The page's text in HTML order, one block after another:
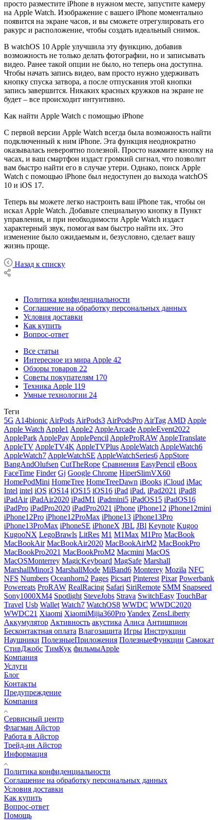
просто разместите iPhone в нужном месте, запустите камеру
на Apple Watch. Изображение с вашего iPhone моментально
появится на экране часов, и вы сможете отрегулировать его
ракурс и расположение, чтобы создать идеальный снимок.
В watchOS 10 Apple улучшила эту функцию, добавив
возможность не только делать фотографии, но и записывать
видео. Ранее такой опции не было, но теперь она доступна.
Чтобы начать запись видео, вам просто нужно удерживать
кнопку спуска затвора, а после отпускания этой кнопки
запись завершится. Никаких красных кружков на экране не
будет – все происходит интуитивно.
Как найти Apple Watch с помощью iPhone
С первой версии Apple Watch всегда была возможность найти
подключенный к ним iPhone. Эта функция неоднократно
оказывалась невероятно полезной. Просто нажмите кнопку на
часах, и ваш смартфон издаст громкий сигнал, что позволит
вам быстро найти его в случае утери. Однако, поиск Apple
Watch с помощью iPhone был недоступен до выхода watchOS
10 и iOS 17.
Теперь вы можете легко настроить ваш iPhone так, чтобы он
искал Apple Watch. Добавьте специальную кнопку в Пункт
управления, и при необходимости Apple Watch издаст
характерный звук, помогая вам быстро найти их. Это
изменение было ожидаемым и, безусловно, сделает вашу
жизнь проще.
Назад к списку
Политика конфиденциальности
Соглашение на обработку персональных данных
Условия доставки
Как купить
Вопрос-ответ
Все статьи
Интересное из мира Apple 42
Обзоры товаров 22
Советы покупателям 170
Техника Apple 119
Умные технологии 24
Теги
5G A14bionic AirPods AirPods3 AirPodsPro AirTag AMD Apple
Apple Watch Apple1 Apple2 AppleArcade AppleEvent2022
ApplePark ApplePay ApplePencil AppleProRAW AppleTranslate
AppleTV AppleTV4K AppleTVPlus AppleWatch AppleWatch6
AppleWatch7 AppleWatchSE AppleWatchSeries6 AppStore
BangAndOlufsen CutTheRope Cравнения EasyPencil eBoox
FaceTime Finder Gj Google Chrome HiperSlimVX60
HomePodMini HomeTree HomeTreeDawn iBooks iCloud iMac
Intel intel iOS iOS14 iOS15 iOS16 iPad iPad. iPad2021 iPad8
iPadAir iPadAir2020 iPadM1 iPadmini5 iPadOS15 iPadOS16
iPadPro iPadPro2020 iPadPro2021 iPhone iPhone12 iPhone12mini
iPhone12Pro iPhone12ProMax iPhone13 iPhone13Pro
iPhone13ProMax iPhoneSE iPhoneX JBL JBl Keynote Kugoo
KugooNX LegoBrawls LitRes M1 M1Max M1Pro MacBook
MacBookAir MacBookAir2020 MacBookAirM2 MacBookPro
MacBookPro2021 MacBookProM2 Macmini MacOS
MacOSMonterrey MagicKeyboard MagSafe Marshall
MarshallMinor3 MarshallMode MiBand6 Monterey Mozila NFC
NFS Numbers Oceanhorn2 Pages Picsart Pinterest Pixar Powerbank
Powereats ProRAW RealRacing Safari SiriRemote SMM Snapseed
Sony1000XM4 Spotlight SteveJobs Strava SwitchEasy TouchBar
Travel Usb Wallet Watch7 WatchOS8 WWDC WWDC2020
WWDC21 Xiaomi XiaomiMijia360ProYandex ZensLiberty
Аккумулятор Активность акустика Алиса Антишпион
Бесконтактная оплата Влагозащита Игры Инструкции
Наушники ПолезныеПриложения ПолезныеФункции Самокат
СтивДжобс ТимКук фильмыApple
Компания
Услуги
Блог
Контакты
Предупреждение
Компания
Сервисный центр
Флагман Айстор
Работа в Айстор
Трейд-ин Айстор
Информация
Политика конфиденциальности
Соглашение на обработку персональных данных
Условия доставки
Как купить
Вопрос-ответ
Помощь